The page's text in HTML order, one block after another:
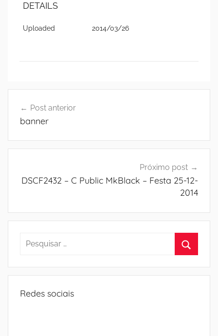
DETAILS
Uploaded 2014/03/26
de
Post anterior
banner
Próximo post
DSCF2432 – C Public MkBlack – Festa 25-12-
2014
Pesquisar
Redes sociais